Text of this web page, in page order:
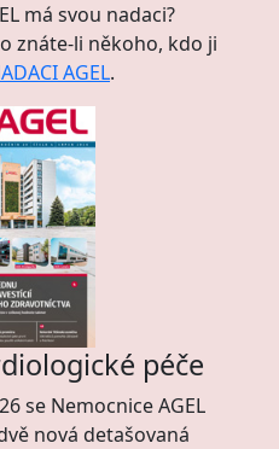
má svou nadaci?
znáte-li někoho, kdo ji
AGEL.
péče
se Nemocnice AGEL
nová detašovaná